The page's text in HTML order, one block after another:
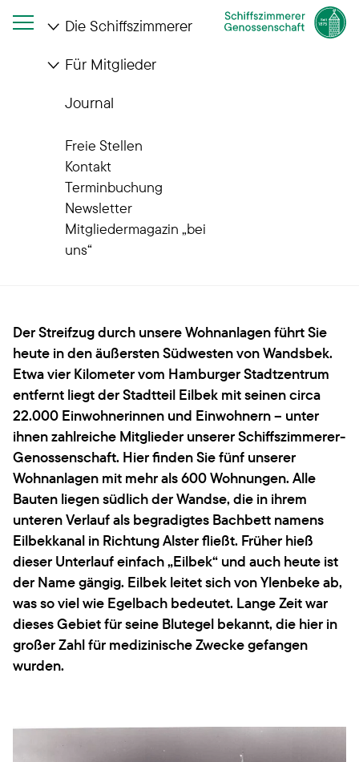
Die Schiffszimmerer
Für Mitglieder
Journal
Freie Stellen
Kontakt
Terminbuchung
Newsletter
Mitgliedermagazin „bei
uns“
Startseite
Die Schiffszimmerer Wohnanlagen
Unsere Quartiere im Wandel
Zwischen Jacobipark und
Wandse: Das schöne
Leben in Eilbek
Der Streifzug durch unsere Wohnanlagen führt Sie
heute in den äußersten Südwesten von Wandsbek.
Etwa vier Kilometer vom Hamburger Stadtzentrum
entfernt liegt der Stadtteil Eilbek mit seinen circa
22.000 Einwohnerinnen und Einwohnern – unter
ihnen zahlreiche Mitglieder unserer Schiffszimmerer-
Genossenschaft. Hier finden Sie fünf unserer
Wohnanlagen mit mehr als 600 Wohnungen. Alle
Bauten liegen südlich der Wandse, die in ihrem
unteren Verlauf als begradigtes Bachbett namens
Eilbekkanal in Richtung Alster fließt. Früher hieß
dieser Unterlauf einfach „Eilbek“ und auch heute ist
der Name gängig. Eilbek leitet sich von Ylenbeke ab,
was so viel wie Egelbach bedeutet. Lange Zeit war
dieses Gebiet für seine Blutegel bekannt, die hier in
großer Zahl für medizinische Zwecke gefangen
wurden.